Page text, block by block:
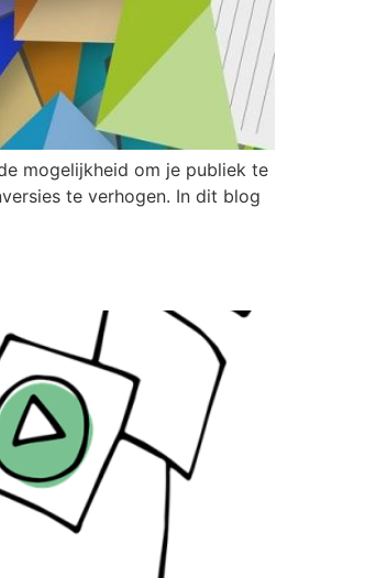
mogelijkheid om je publiek te
te verhogen. In dit blog